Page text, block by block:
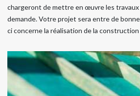
chargeront de mettre en œuvre les
demande. Votre projet sera entre de
ci concerne la réalisation de la